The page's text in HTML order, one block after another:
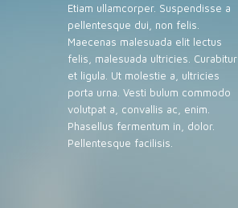
Etiam ullamcorper. Suspendisse a
pellentesque dui, non felis.
Maecenas malesuada elit lectus
felis, malesuada ultricies. Curabitur
et ligula. Ut molestie a, ultricies
porta urna. Vesti bulum commodo
volutpat a, convallis ac, enim.
Phasellus fermentum in, dolor.
Pellentesque facilisis.